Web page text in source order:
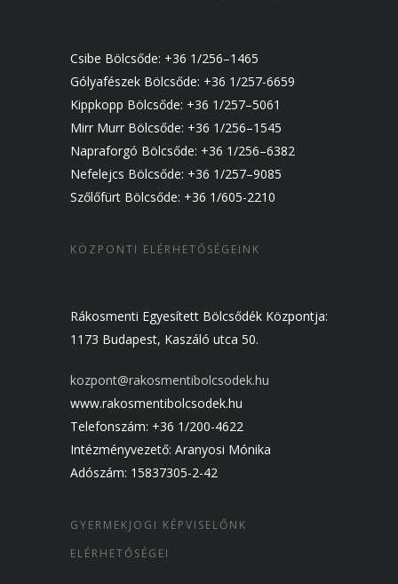
Csibe Bölcsőde: +36 1/256–1465
Gólyafészek Bölcsőde: +36 1/257-6659
Kippkopp Bölcsőde: +36 1/257–5061
Mirr Murr Bölcsőde: +36 1/256–1545
Napraforgó Bölcsőde: +36 1/256–6382
Nefelejcs Bölcsőde: +36 1/257–9085
Szőlőfürt Bölcsőde: +36 1/605-2210
KÖZPONTI ELÉRHETŐSÉGEINK
Rákosmenti Egyesített Bölcsődék Központja:
1173 Budapest, Kaszáló utca 50.
kozpont@rakosmentibolcsodek.hu
www.rakosmentibolcsodek.hu
Telefonszám: +36 1/200-4622
Intézményvezető: Aranyosi Mónika
Adószám: 15837305-2-42
GYERMEKJOGI KÉPVISELŐNK
ELÉRHETŐSÉGEI